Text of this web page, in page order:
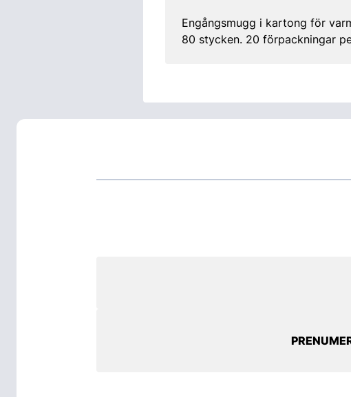
Engångsmugg i kartong för
80 stycken. 20 förpackningar